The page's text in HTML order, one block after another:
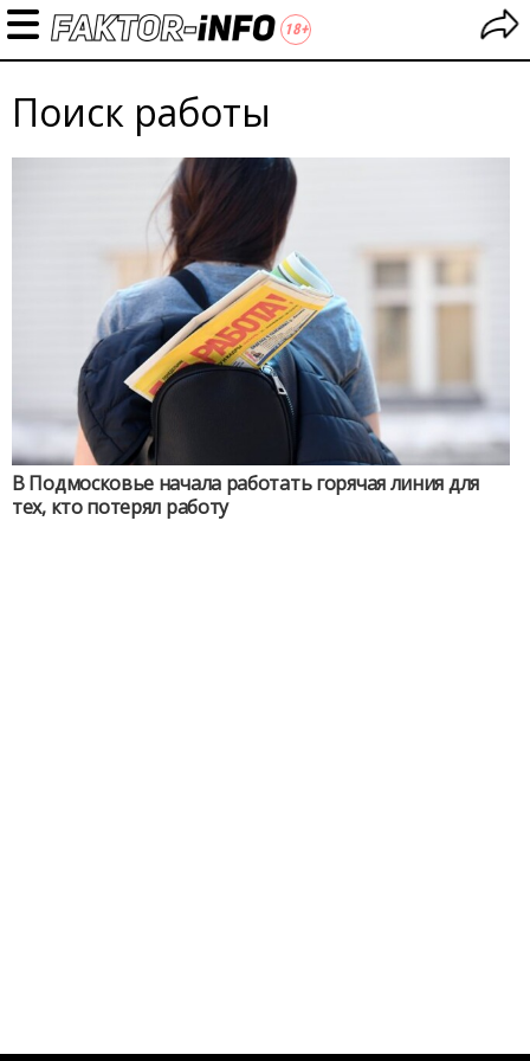
Поиск работы
В Подмосковье начала работать горячая линия для
тех, кто потерял работу